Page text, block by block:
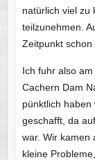
natürlich viel zu
teilzunehmen.
Zeitpunkt schon
Ich fuhr also
Cachern Dam
pünktlich
geschafft, da
war. Wir kamen
kleine